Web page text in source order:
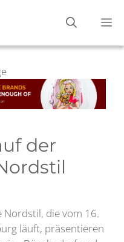
der
Nordstil, die vom 16.
läuft, präsentieren